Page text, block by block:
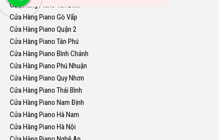
Cửa Hàng Piano Tân Bình
Cửa Hàng Piano Gò Vấp
Cửa Hàng Piano Quận 2
Cửa Hàng Piano Tân Phú
Cửa Hàng Piano Bình Chánh
Cửa Hàng Piano Phú Nhuận
Cửa Hàng Piano Quy Nhơn
Cửa Hàng Piano Thái Bình
Cửa Hàng Piano Nam Định
Cửa Hàng Piano Hà Nam
Cửa Hàng Piano Hà Nội